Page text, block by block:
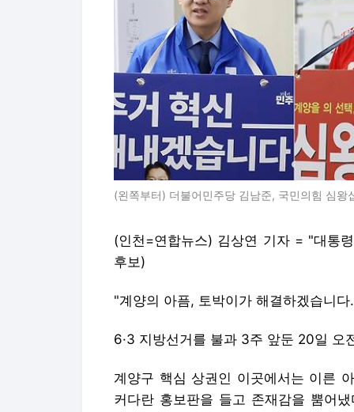
(왼쪽부터) 더불어민주당 김남준, 국민의힘 심
(인천=연합뉴스) 김상연 기자 = "대통
후보)
"계양의 아픔, 토박이가 해결하겠습니
6·3 지방선거를 불과 3주 앞둔 20일 오
계양구 핵심 상권인 이곳에서는 이른
커다란 홍보판을 들고 존재감을 뿜어